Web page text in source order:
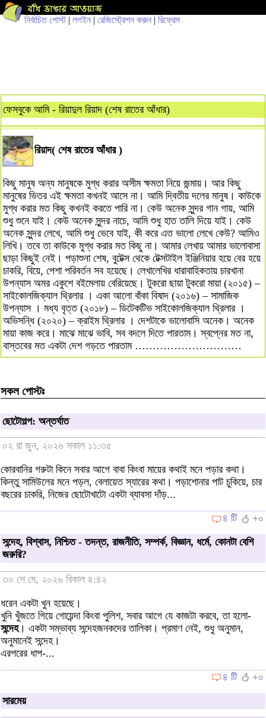
নির্বাচিত পোস্ট| লগইন | রেজিস্ট্রেশন করুন | রিফ্রেস
ফেসবুকে আমি - রিয়াদুল রিয়াদ (শেষ রাতের আঁধার)
রিয়াদ( শেষ রাতের আঁধার )
কিছু মানুষ অন্য মানুষকে মুগ্ধ করার অসীম ক্ষমতা নিয়ে জন্মায়। আর কিছু
মানুষের ভিতর এই ক্ষমতা কখনই আসে না। আমি দ্বিতীয় দলের মানুষ। কাউকে
মুগ্ধ করার মত কিছু কখনই করতে পারি না। কেউ অনেক সুন্দর গান গায়, আমি
শুধু শুনে যাই। কেউ অনেক সুন্দর নাচে, আমি শুধু হাত তালি দিয়ে যাই। কেউ
অনেক সুন্দর লেখে, আমি শুধু ভেবে যাই, কী করে এত ভালো লেখে কেউ? আমিও
লিখি। তবে তা কাউকে মুগ্ধ করার মত কিছু না। আমার লেখায় আমার ভালোবাসা
ছাড়া কিছুই নেই। পড়াশুনা শেষ, বুটেক্স থেকে টেক্সটাইল ইঞ্জিনিয়ার হয়ে বের হয়ে
চাকরি, বিয়ে, পেশা পরিবর্তন সব হয়েছে। লেখালেখির ধারাবাহিকতায় চারখানা
উপন্যাস অমর একুশে বইমেলায় বেরিয়েছে। টুকরো ছায়া টুকরো মায়া (২০১৫) –
সাইকোলজিক্যাল থ্রিলার । একা আলো বাঁকা বিষাদ (২০১৬) – সামাজিক
উপন্যাস । মধ্য বৃত্ত (২০১৮) – ডিটেকটিভ সাইকোলজিক্যাল থ্রিলার ।
অভিসন্ধি (২০২০) – ক্রাইম থ্রিলার । দেশটাকে ভালোবাসি অনেক। অনেক
মায়া কাজ করে। মাঝে মাঝে ভাবি, সব বদলে দিতে পারতাম। স্বপ্নের মত না,
বাস্তবের মত একটা দেশ গড়তে পারতাম …………………………
সকল পোস্টঃ
ছোটোগল্প: অন্তর্ঘাত
০২ রা জুন, ২০২৬ সকাল ১১:৩৫
কোরবানির গরুটা কিনে সবার আগে বাবা কিংবা মায়ের কথাই মনে পড়ার কথা।
কিন্তু সামিউলের মনে পড়ল, বেলায়েত স্যারের কথা। পড়াশোনার পাট চুকিয়ে, চার
বছরের চাকরি, নিজের ছোটোখাটো একটা ব্যাবসা দাঁড়...
৪ টি
+০
সন্দেহ, বিশ্বাস, নিশ্চিত - তদন্ত, রাজনীতি, সম্পর্ক, বিজ্ঞান, ধর্মে, কোনটা বেশি
জরুরি?
৩০ শে মে, ২০২৬ বিকাল ৪:৪২
ধরেন একটা খুন হয়েছে।
খুনি খুঁজতে গিয়ে গোয়েন্দা কিংবা পুলিশ, সবার আগে যে কাজটা করবে, তা হলো-
সন্দেহ। একটা সম্ভাব্য সন্দেহজনকদের তালিকা। প্রমাণ নেই, শুধু অনুমান,
অনুমানেই সন্দেহ।
এরপরের ধাপ-...
৪ টি
+০
সারমেয়